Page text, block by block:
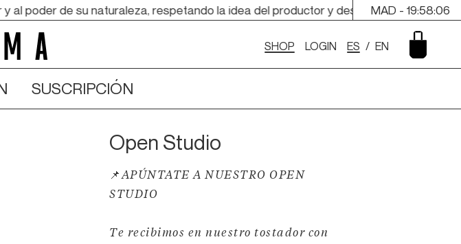
de su naturaleza, respetando la idea del productor y destacando el dulzor en
MAD - 19:58:07
SHOP LOGIN ES / EN
SUSCRIPCIÓN
Open Studio
📌APÚNTATE A NUESTRO OPEN
STUDIO
Te recibimos en nuestro tostador con